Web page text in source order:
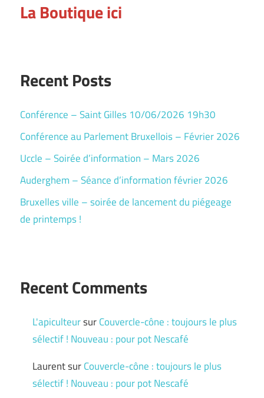
La Boutique ici
Recent Posts
Conférence – Saint Gilles 10/06/2026 19h30
Conférence au Parlement Bruxellois – Février 2026
Uccle – Soirée d’information – Mars 2026
Auderghem – Séance d’information février 2026
Bruxelles ville – soirée de lancement du piégeage
de printemps !
Recent Comments
L'apiculteursurCouvercle-cône : toujours le plus
sélectif ! Nouveau : pour pot Nescafé
LaurentsurCouvercle-cône : toujours le plus
sélectif ! Nouveau : pour pot Nescafé